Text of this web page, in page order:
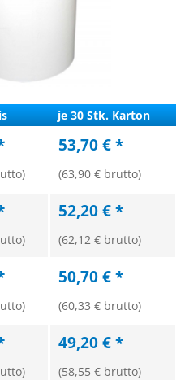
je 30 Stk. Karton
53,70 € *
(63,90 € brutto)
52,20 € *
(62,12 € brutto)
50,70 € *
(60,33 € brutto)
49,20 € *
(58,55 € brutto)